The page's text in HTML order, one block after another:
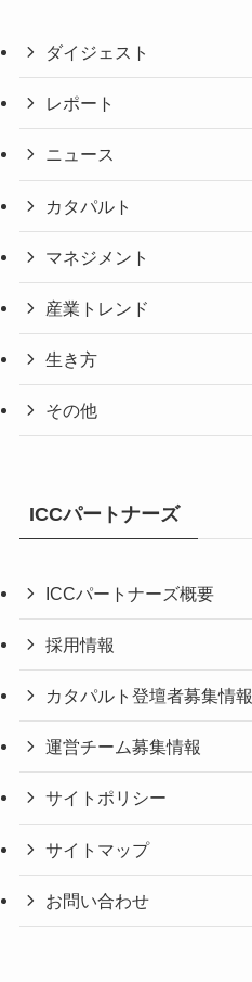
ダイジェスト
レポート
ニュース
カタパルト
マネジメント
産業トレンド
生き方
その他
ICCパートナーズ
ICCパートナーズ概要
採用情報
カタパルト登壇者募集情報
運営チーム募集情報
サイトポリシー
サイトマップ
お問い合わせ